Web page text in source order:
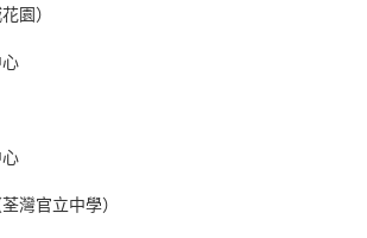
園）
灣官立中學）